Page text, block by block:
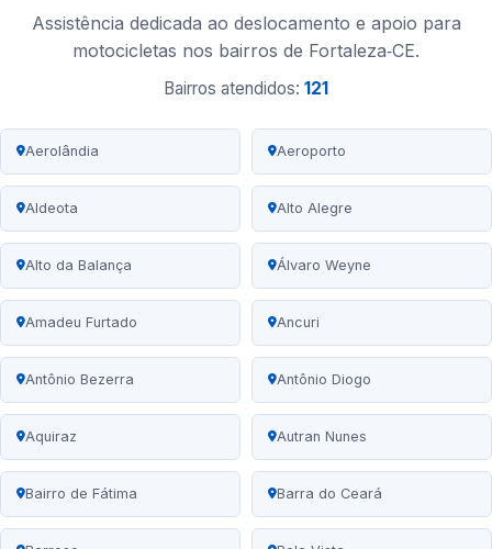
Assistência dedicada ao deslocamento e apoio para
motocicletas nos bairros de Fortaleza‑CE.
Bairros atendidos: 121
Aerolândia Aeroporto
Aldeota Alto Alegre
Alto da Balança Álvaro Weyne
Amadeu Furtado Ancuri
Antônio Bezerra Antônio Diogo
Aquiraz Autran Nunes
Bairro de Fátima Barra do Ceará